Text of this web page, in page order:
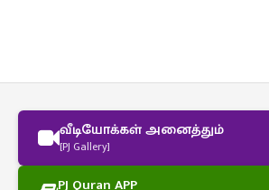
வீடியோக்கள் அனைத்தும்
[PJ Gallery]
PJ Quran APP